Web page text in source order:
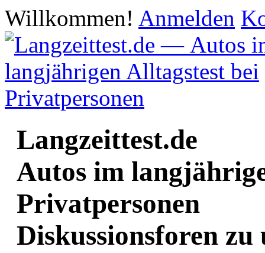
Willkommen! Anmelden
Langzeittest.de
Autos im
Privatpersonen
Diskussionsforen zu